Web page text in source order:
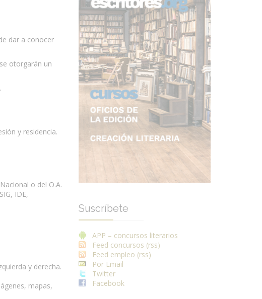
dar a conocer
otorgarán un
y residencia.
o del O.A.
IDE,
y derecha.
mapas,
Suscríbete
APP – concursos literarios
Feed concursos (rss)
Feed empleo (rss)
Por Email
Twitter
Facebook